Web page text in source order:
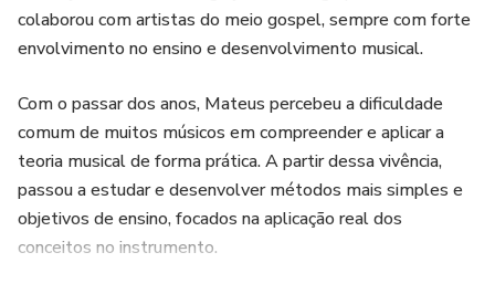
⚠️ O que este PDF NÃO é
✘ Não é material acadêmico
✘ Não promete resultados milagrosos
👉 É um guia prático, direto e aplicável.
colaborou com artistas do meio gospel, sempre com forte
envolvimento no ensino e desenvolvimento musical.
Com o passar dos anos, Mateus percebeu a dificuldade
comum de muitos músicos em compreender e aplicar a
teoria musical de forma prática. A partir dessa vivência,
passou a estudar e desenvolver métodos mais simples e
objetivos de ensino, focados na aplicação real dos
conceitos no instrumento.